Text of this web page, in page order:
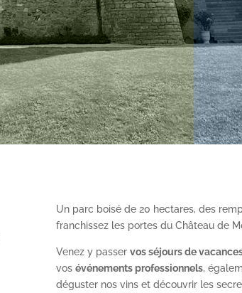
Un parc boisé de 20 hectares, des
franchissez les portes du Château de
Venez y passer vos séjours de
vos événements professionnels,
déguster nos vins et découvrir les